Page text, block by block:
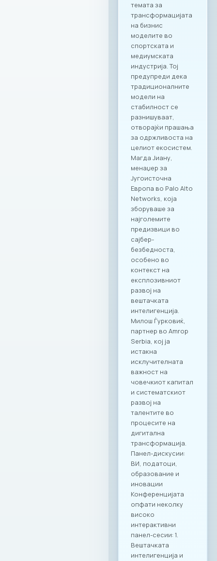
ексклузивни
корпоративни
прослави со
панорамски
поглед; RAGUSA 919
– за автентични
деловни ручеци и
настани; KINDER
PARK – идеално
место за семејни и
тимски дружења со
најмладите.
Ексклузивни
привилегии за
компаниите и
вработените
Заедницата на
МАСИТ добива
пристап до
ексклузивни
бенефити и
повластени услови
кои се внимателно
дизајнирани да
одговорат на
потребите на
современиот ИКТ
сектор. Оваа
програма ги
опфаќа сите
компании кои се
членки на МАСИТ и
вработените во
компаните. Поглед
кон иднината:
Креирање
додадена
вредност Настанот
„CONNECT & TASTE“
е само почеток на
низата активности
кои имаат за цел
да ја зајакнат ИКТ
заедницата преку
квалитетно
вмрежување.
Комбинацијата на
врвна
гастрономија и
деловна дискусија
се покажа како
вистински модел
за поттикнување
на дијалог и
иновации во